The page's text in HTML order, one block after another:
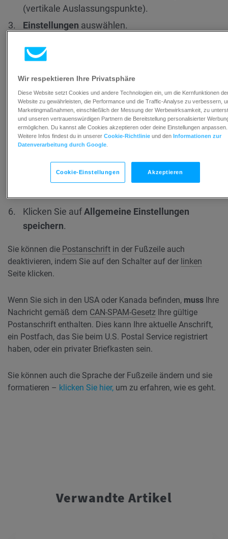
(vertikale Auslassungspunkte).
Einstellungen auswählen.
nach
zu erweitern.
Bearbeiten Sie die Postanschrift und das
Klicken Sie aufAllgemeine Einstellungen
speichern.
Sie können die Postanschrift in der Fußzeile auch
deaktivieren, indem Sie auf den Schalter auf der linken
Seite klicken.
Wenn Sie sich in den USA oder Kanada befinden, muss Ihre
Nachricht gemäß dem CAN-SPAM-Gesetz Ihre gültige
Postanschrift enthalten. Dies kann Ihre aktuelle Anschrift,
ein Postfach, das Sie beim U.S. Postal Service registriert
haben, oder ein privater Briefkasten sein.
Sie können auch die Sprache der Fußzeile ändern und sie
formatieren – klicken Sie hier, um zu erfahren, wie es geht.
Verwandte Artikel
Wir respektieren Ihre Privatsphäre
Diese Website setzt Cookies und andere Technologien ein, um die Kernfunktionen
Website zu gewährleisten, die Performance und die Traffic-Analyse zu verbessern,
Marketingmaßnahmen, einschließlich der Messung der Werbewirksamkeit, zu
und unseren vertrauenswürdigen Partnern die Bereitstellung personalisierter
ermöglichen. Du kannst alle Cookies akzeptieren oder deine Einstellungen anpassen.
Weitere Infos findest du in unserer Cookie-Richtlinieund den Informationen zur
Datenverarbeitung durch Google.
Cookie-Einstellungen Akzeptieren